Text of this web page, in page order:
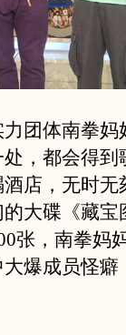
团体南拳妈
，都会得到
店，无时无
大碟《藏宝
张，南拳妈
爆成员怪癖